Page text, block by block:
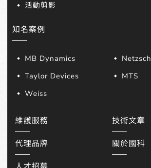
活動剪影
知名案例
MB Dynamics
Netzsch
Taylor Devices
MTS
Weiss
維護服務 技術文章
代理品牌 關於國科